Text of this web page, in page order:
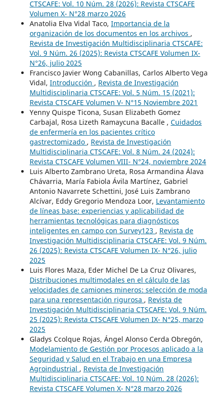
CTSCAFE: Vol. 10 Núm. 28 (2026): Revista CTSCAFE
Volumen X- N°28 marzo 2026
Anatolia Elva Vidal Taco, Importancia de la
organización de los documentos en los archivos ,
Revista de Investigación Multidisciplinaria CTSCAFE:
Vol. 9 Núm. 26 (2025): Revista CTSCAFE Volumen IX-
N°26, julio 2025
Francisco Javier Wong Cabanillas, Carlos Alberto Vega
Vidal, Introducción , Revista de Investigación
Multidisciplinaria CTSCAFE: Vol. 5 Núm. 15 (2021):
Revista CTSCAFE Volumen V- N°15 Noviembre 2021
Yenny Quispe Ticona, Susan Elizabeth Gomez
Carbajal, Rosa Lizeth Ramaycuna Bacalle , Cuidados
de enfermería en los pacientes crítico
gastrectomizado , Revista de Investigación
Multidisciplinaria CTSCAFE: Vol. 8 Núm. 24 (2024):
Revista CTSCAFE Volumen VIII- N°24, noviembre 2024
Luis Alberto Zambrano Ureta, Rosa Armandina Álava
Chávarria, María Fabiola Ávila Martínez, Gabriel
Antonio Navarrete Schettini, José Luis Zambrano
Alcívar, Eddy Gregorio Mendoza Loor, Levantamiento
de líneas base: experiencias y aplicabilidad de
herramientas tecnológicas para diagnósticos
inteligentes en campo con Survey123 , Revista de
Investigación Multidisciplinaria CTSCAFE: Vol. 9 Núm.
26 (2025): Revista CTSCAFE Volumen IX- N°26, julio
2025
Luis Flores Maza, Eder Michel De La Cruz Olivares,
Distribuciones multimodales en el cálculo de las
velocidades de camiones mineros: selección de moda
para una representación rigurosa , Revista de
Investigación Multidisciplinaria CTSCAFE: Vol. 9 Núm.
25 (2025): Revista CTSCAFE Volumen IX- N°25, marzo
2025
Gladys Ccolque Rojas, Ángel Alonso Cerda Obregón,
Modelamiento de Gestión por Procesos aplicado a la
Seguridad y Salud en el Trabajo en una Empresa
Agroindustrial , Revista de Investigación
Multidisciplinaria CTSCAFE: Vol. 10 Núm. 28 (2026):
Revista CTSCAFE Volumen X- N°28 marzo 2026